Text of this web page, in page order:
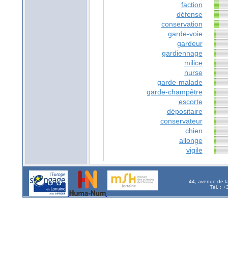
faction
défense
conservation
garde-voie
gardeur
gardiennage
milice
nurse
garde-malade
garde-champêtre
escorte
dépositaire
conservateur
chien
allonge
vigile
44, avenue de
Tél. :